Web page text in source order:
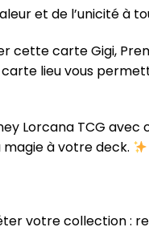
et de l’unicité à
cette carte Gigi,
lieu vous
Lorcana TCG
à votre deck.
votre collection :